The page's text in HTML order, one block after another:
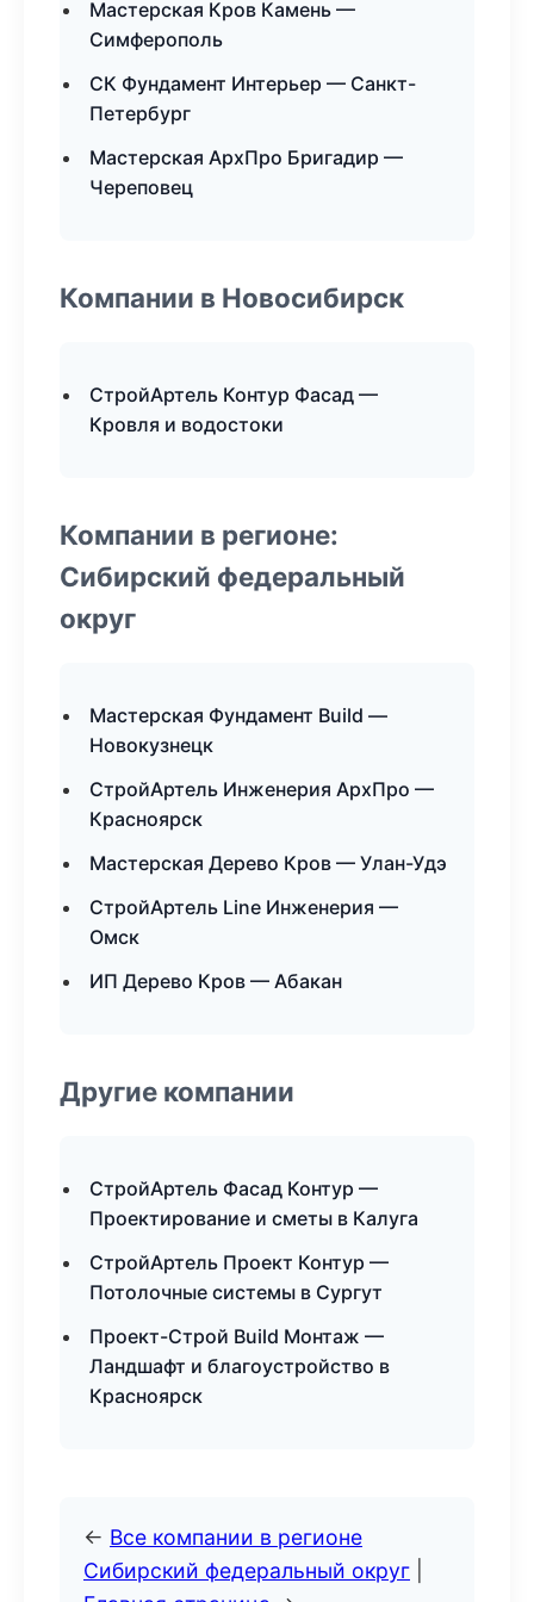
Мастерская Кров Камень —
Симферополь
СК Фундамент Интерьер — Санкт-
Петербург
Мастерская АрхПро Бригадир —
Череповец
Компании в Новосибирск
СтройАртель Контур Фасад —
Кровля и водостоки
Компании в регионе:
Сибирский федеральный
округ
Мастерская Фундамент Build —
Новокузнецк
СтройАртель Инженерия АрхПро —
Красноярск
Мастерская Дерево Кров — Улан-Удэ
СтройАртель Line Инженерия —
Омск
ИП Дерево Кров — Абакан
Другие компании
СтройАртель Фасад Контур —
Проектирование и сметы в Калуга
СтройАртель Проект Контур —
Потолочные системы в Сургут
Проект-Строй Build Монтаж —
Ландшафт и благоустройство в
Красноярск
← Все компании в регионе
Сибирский федеральный округ